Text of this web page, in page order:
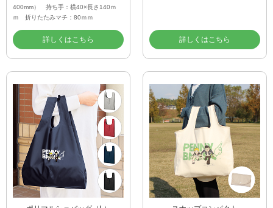
400mm） 持ち手：横40×長さ140ｍ
ｍ 折りたたみマチ：80ｍｍ
詳しくはこちら 詳しくはこちら